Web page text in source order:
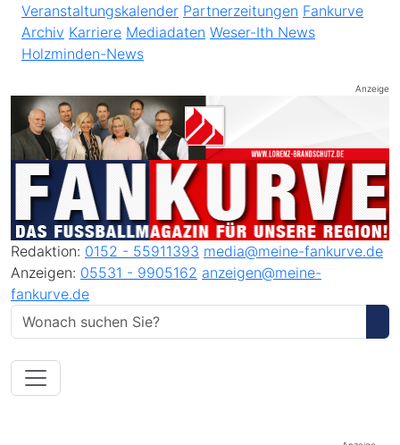
Veranstaltungskalender Partnerzeitungen Fankurve
Archiv Karriere Mediadaten Weser-Ith News
Holzminden-News
Anzeige
Redaktion: 0152 - 55911393 media@meine-fankurve.de
Anzeigen: 05531 - 9905162 anzeigen@meine-
fankurve.de